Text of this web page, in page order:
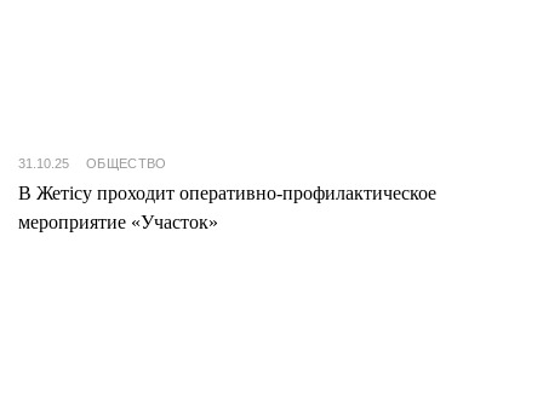
31.10.25 ОБЩЕСТВО
В Жетісу проходит оперативно-профилактическое
мероприятие «Участок»